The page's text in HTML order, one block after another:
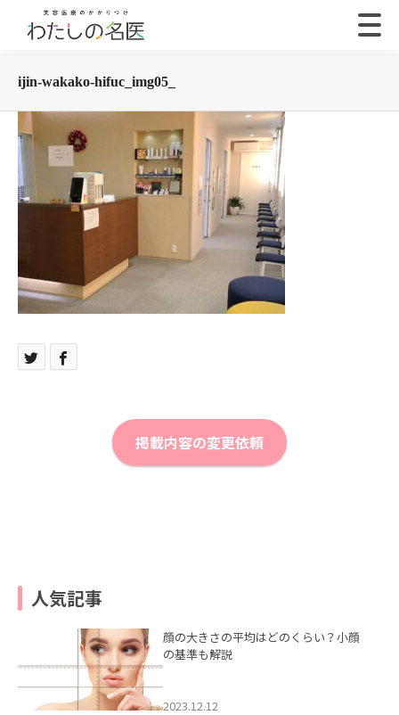
ijin-wakako-hifuc_img05_
掲載内容の変更依頼
人気記事
顔の大きさの平均はどのくらい？小顔
の基準も解説
2023.12.12